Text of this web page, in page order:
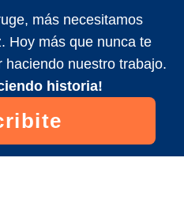
más necesitamos
Hoy más que nunca te
nuestro trabajo.
historia!